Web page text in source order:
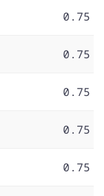
0.75
0.75
0.75
0.75
0.75